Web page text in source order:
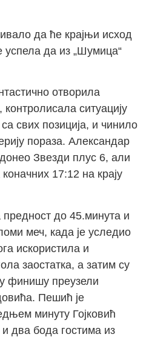
да ће крајњи исход
успела да из „Шумица“
отворила
ситуацију
свих позиција, и чинило
пораза. Александар
Звезди плус 6, али
17:12 на крају
до 45.минута и
меч, када је уследио
искористила и
заостатка, а затим су
финишу преузели
Пешић је
минуту Гојковић
два бода гостима из